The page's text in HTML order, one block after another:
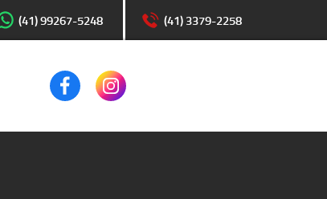
(41) 99267-5248 (41) 3379-2258